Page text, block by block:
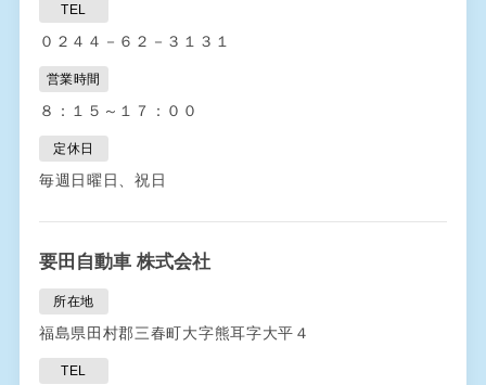
TEL
０２４４－６２－３１３１
営業時間
８：１５～１７：００
定休日
毎週日曜日、祝日
要田自動車 株式会社
所在地
福島県田村郡三春町大字熊耳字大平４
TEL